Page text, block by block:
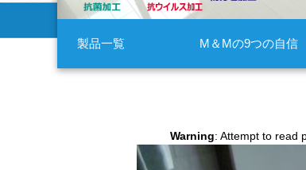
製品一覧 M＆Mの9つの自信
Warning: Attempt to read